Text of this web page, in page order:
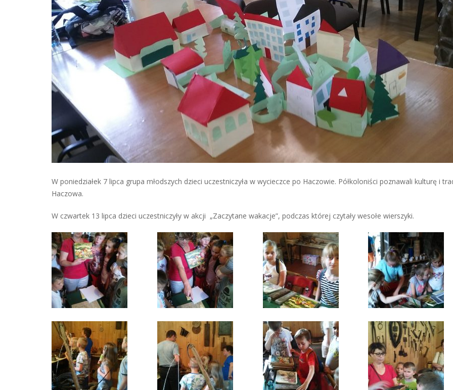
W poniedziałek 7 lipca grupa młodszych dzieci uczestniczyła w wycieczce po Haczowie. Półkoloniści poznawali kulturę i
Haczowa.
W czwartek 13 lipca dzieci uczestniczyły w akcji „Zaczytane wakacje”, podczas której czytały wesołe wierszyki.